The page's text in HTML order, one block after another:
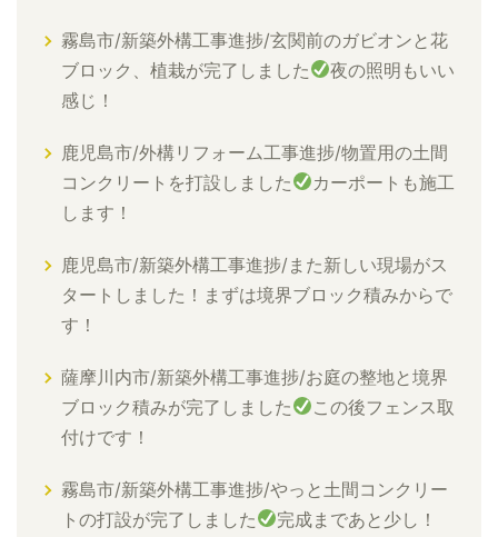
霧島市/新築外構工事進捗/玄関前のガビオンと花
ブロック、植栽が完了しました
夜の照明もいい
感じ！
鹿児島市/外構リフォーム工事進捗/物置用の土間
コンクリートを打設しました
カーポートも施工
します！
鹿児島市/新築外構工事進捗/また新しい現場がス
タートしました！まずは境界ブロック積みからで
す！
薩摩川内市/新築外構工事進捗/お庭の整地と境界
ブロック積みが完了しました
この後フェンス取
付けです！
霧島市/新築外構工事進捗/やっと土間コンクリー
トの打設が完了しました
完成まであと少し！